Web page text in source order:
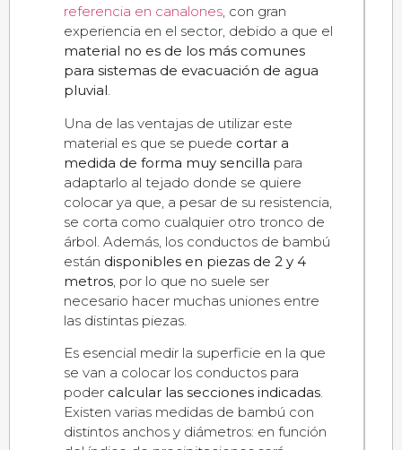
referencia en canalones, con gran
experiencia en el sector, debido a que el
material no es de los más comunes
para sistemas de evacuación de agua
pluvial.
Una de las ventajas de utilizar este
material es que se puede cortar a
medida de forma muy sencilla para
adaptarlo al tejado donde se quiere
colocar ya que, a pesar de su resistencia,
se corta como cualquier otro tronco de
árbol. Además, los conductos de bambú
están disponibles en piezas de 2 y 4
metros , por lo que no suele ser
necesario hacer muchas uniones entre
las distintas piezas.
Es esencial medir la superficie en la que
se van a colocar los conductos para
poder calcular las secciones indicadas.
Existen varias medidas de bambú con
distintos anchos y diámetros: en función